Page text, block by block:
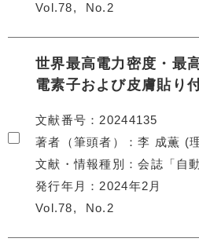
Vol.78
No.2
世界最高電力密度・最
電素子および皮膚貼り
文献番号
20244135
著者（筆頭者）
李
文献・情報種別
会誌「自
発行年月
2024年2月
Vol.78
No.2